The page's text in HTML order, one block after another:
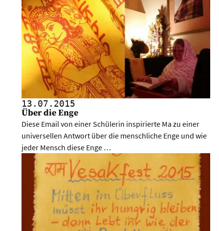
13.07. 2015
Über die Enge
Diese Email von einer Schülerin inspirierte Ma zu einer
universellen Antwort über die menschliche Enge und wie
jeder Mensch diese Enge …